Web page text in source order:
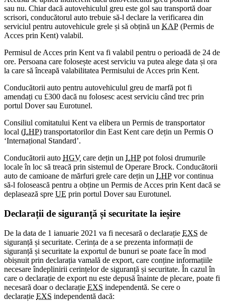
sau nu. Chiar dacă autovehiculul greu este gol sau transportă doar
scrisori, conducătorul auto trebuie să-l declare la verificarea din
serviciul pentru autovehicule grele și să obțină un KAP (Permis de
Acces prin Kent) valabil.
Permisul de Acces prin Kent va fi valabil pentru o perioadă de 24 de
ore. Persoana care folosește acest serviciu va putea alege data și ora
la care să înceapă valabilitatea Permisului de Acces prin Kent.
Conducătorii auto pentru autovehiculul greu de marfă pot fi
amendați cu £300 dacă nu folosesc acest serviciu când trec prin
portul Dover sau Eurotunel.
Consiliul comitatului Kent va elibera un Permis de transportator
local (LHP) transportatorilor din East Kent care dețin un Permis O
‘Internațional Standard’.
Conducătorii auto HGV care dețin un LHP pot folosi drumurile
locale în loc să treacă prin sistemul de Operare Brock. Conducătorii
auto de camioane de mărfuri grele care dețin un LHP vor continua
să-l folosească pentru a obține un Permis de Acces prin Kent dacă se
deplasează spre UE prin portul Dover sau Eurotunel.
Declarații de siguranță și securitate la ieșire
De la data de 1 ianuarie 2021 va fi necesară o declarație EXS de
siguranță și securitate. Cerința de a se prezenta informații de
siguranță și securitate la exportul de bunuri se poate face în mod
obișnuit prin declarația vamală de export, care conține informațiile
necesare îndeplinirii cerințelor de siguranță și securitate. În cazul în
care o declarație de export nu este depusă înainte de plecare, poate fi
necesară doar o declarație EXS independentă. Se cere o
declarație EXS independentă dacă: